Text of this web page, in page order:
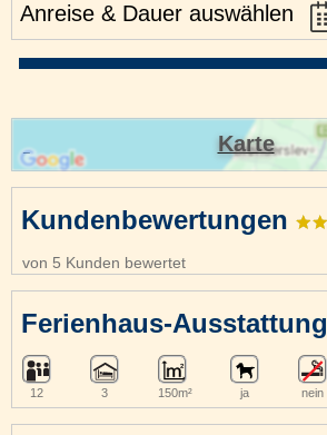
Anreise & Dauer auswählen
Kundenbewertungen
von 5 Kunden bewertet
Ferienhaus-Ausstattung
12 3 150m² ja nein
Karte